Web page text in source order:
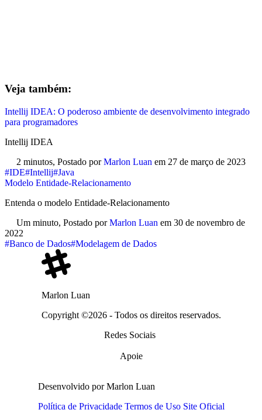
Veja também:
Intellij IDEA: O poderoso ambiente de desenvolvimento integrado
para programadores
Intellij IDEA
2 minutos, Postado porMarlon Luan em 27 de março de 2023
#IDE#Intellij#Java
Modelo Entidade-Relacionamento
Entenda o modelo Entidade-Relacionamento
Um minuto, Postado porMarlon Luan em 30 de novembro de
2022
#Banco de Dados#Modelagem de Dados
Marlon Luan
Copyright ©2026 - Todos os direitos reservados.
Redes Sociais
Apoie
Desenvolvido por Marlon Luan
Política de Privacidade Termos de Uso Site Oficial